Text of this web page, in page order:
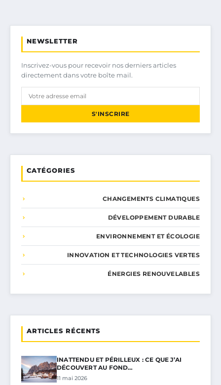
NEWSLETTER
Inscrivez-vous pour recevoir nos derniers articles
directement dans votre boîte mail.
S'INSCRIRE
CATÉGORIES
CHANGEMENTS CLIMATIQUES
DÉVELOPPEMENT DURABLE
ENVIRONNEMENT ET ÉCOLOGIE
INNOVATION ET TECHNOLOGIES VERTES
ÉNERGIES RENOUVELABLES
ARTICLES RÉCENTS
INATTENDU ET PÉRILLEUX : CE QUE J’AI
DÉCOUVERT AU FOND…
11 mai 2026